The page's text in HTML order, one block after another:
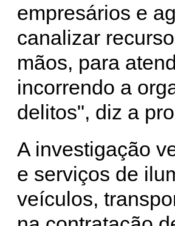
empresários e
canalizar
mãos, para
incorrendo a
delitos", diz a
A investigação
e serviços de
veículos,